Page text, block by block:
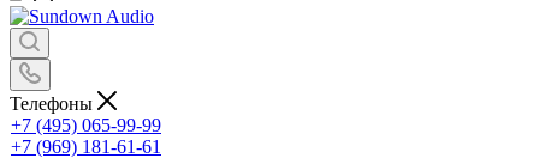
Телефоны
+7 (495) 065-99-99
+7 (969) 181-61-61